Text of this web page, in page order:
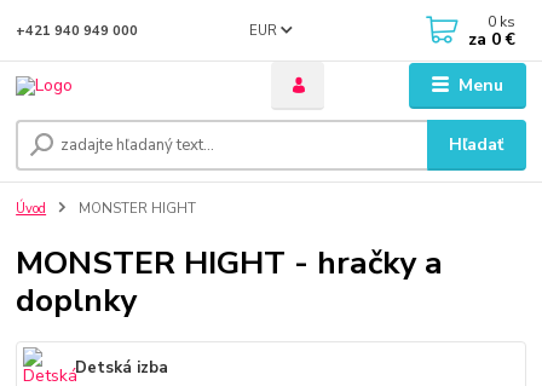
Menu
EUR
Hľadať
+421 940 949 000 0 ks
za 0 €
Úvod MONSTER HIGHT
MONSTER HIGHT - hračky a
doplnky
Detská izba